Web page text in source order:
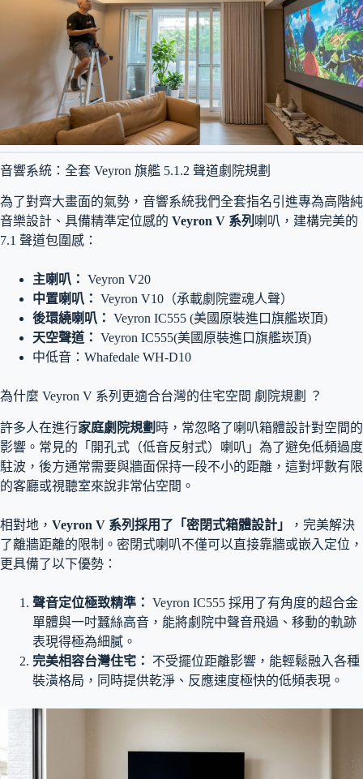
音響系統：全套 Veyron 旗艦 5.1.2 聲道劇院規劃
為了對齊大畫面的氣勢，音響系統我們全套指名引進專為高階純
音樂設計、具備精準定位感的 Veyron V 系列 喇叭，建構完美的
7.1 聲道包圍感：
主喇叭： Veyron V20
中置喇叭： Veyron V10（承載劇院靈魂人聲）
後環繞喇叭： Veyron IC555 (美國原裝進口旗艦崁頂)
天空聲道： Veyron IC555(美國原裝進口旗艦崁頂)
中低音：Whafedale WH-D10
為什麼 Veyron V 系列更適合台灣的住宅空間 劇院規劃 ？
許多人在進行家庭劇院規劃 時，常忽略了喇叭箱體設計對空間的
影響。常見的「開孔式（低音反射式）喇叭」為了避免低頻過度
駐波，後方通常需要與牆面保持一段不小的距離，這對坪數有限
的客廳或視聽室來說非常佔空間。
相對地， Veyron V 系列採用了「密閉式箱體設計」
，完美解決
了離牆距離的限制。密閉式喇叭不僅可以直接靠牆或嵌入定位，
更具備了以下優勢：
聲音定位極致精準： Veyron IC555 採用了有角度的超合金
單體與一吋蠶絲高音，能將劇院中聲音飛過、移動的軌跡
表現得極為細膩。
完美相容台灣住宅：
不受擺位距離影響，能輕鬆融入各種
裝潢格局，同時提供乾淨、反應速度極快的低頻表現。